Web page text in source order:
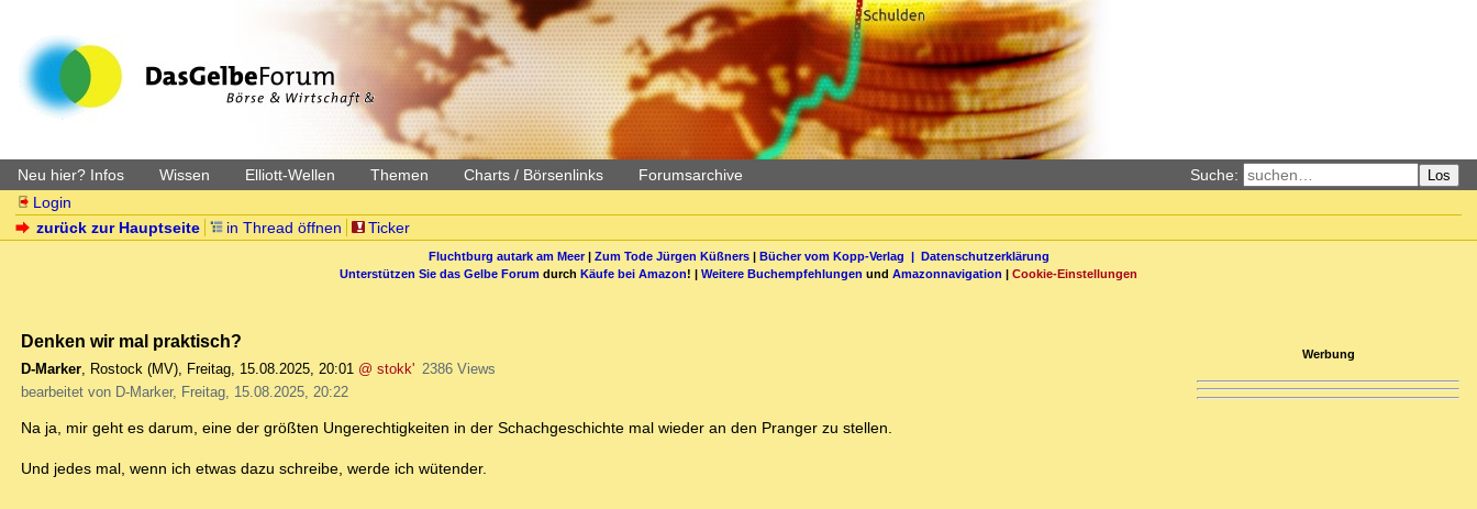
Neu hier? Infos Wissen Elliott-Wellen Themen Charts / Börsenlinks Forumsarchive Suche: Los
Login
zurück zur Hauptseite
in Thread öffnen Ticker
Fluchtburg autark am Meer| Zum Tode Jürgen Küßners| Bücher vom Kopp-Verlag | Datenschutzerklärung
Unterstützen Sie das Gelbe Forum durch Käufe bei Amazon! | Weitere Buchempfehlungen und Amazonnavigation | Cookie-Einstellungen
Denken wir mal praktisch?
D-Marker, Rostock (MV), Freitag, 15.08.2025, 20:01 @ stokk' 2386 Views
bearbeitet von D-Marker, Freitag, 15.08.2025, 20:22
Na ja, mir geht es darum, eine der größten Ungerechtigkeiten in der Schachgeschichte mal wieder an den Pranger zu stellen.
Und jedes mal, wenn ich etwas dazu schreibe, werde ich wütender.
Werbung